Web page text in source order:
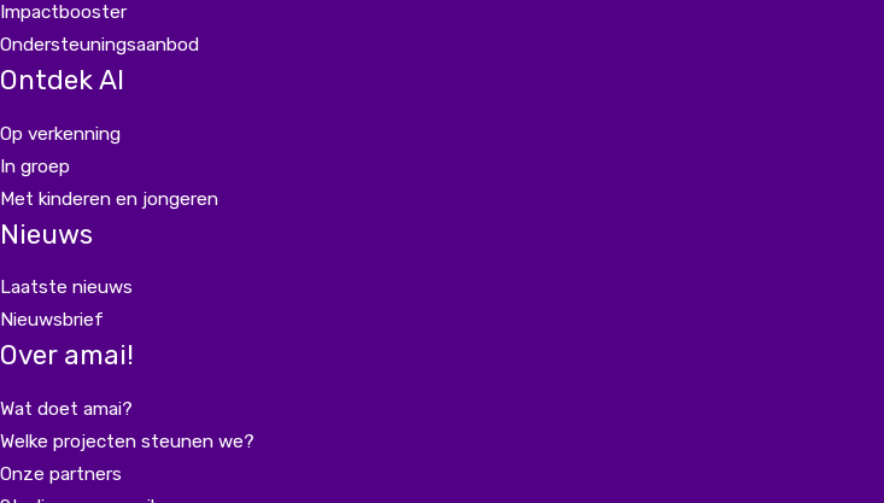
Impactbooster
Ondersteuningsaanbod
Ontdek AI
Op verkenning
In groep
Met kinderen en jongeren
Nieuws
Laatste nieuws
Nieuwsbrief
Over amai!
Wat doet amai?
Welke projecten steunen we?
Onze partners